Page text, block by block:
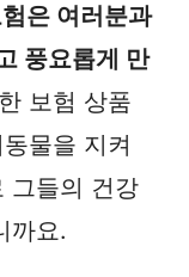
은 여러분과
풍요롭게 만
보험 상품
물을 지켜
그들의 건강
까요.